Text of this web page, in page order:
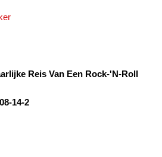
Reis Van Een Rock-'N-Roll
14-2